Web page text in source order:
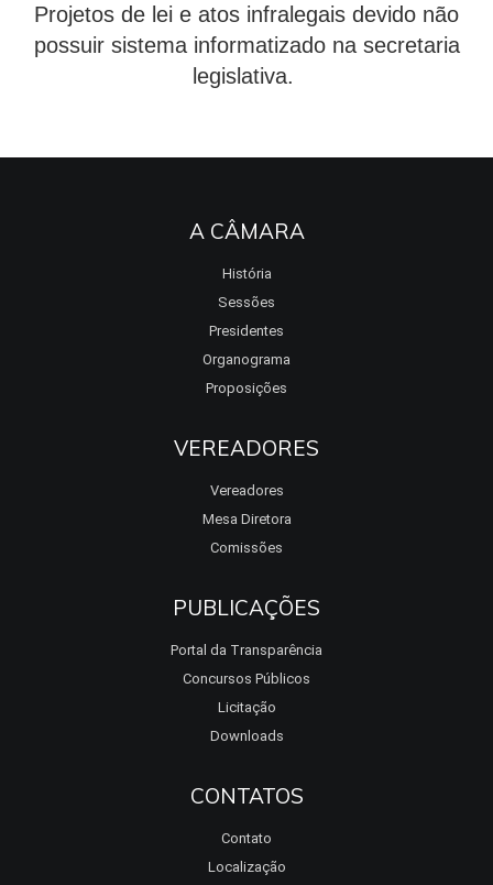
Projetos de lei e atos infralegais devido não
possuir sistema informatizado na secretaria
legislativa.
A CÂMARA
História
Sessões
Presidentes
Organograma
Proposições
VEREADORES
Vereadores
Mesa Diretora
Comissões
PUBLICAÇÕES
Portal da Transparência
Concursos Públicos
Licitação
Downloads
CONTATOS
Contato
Localização